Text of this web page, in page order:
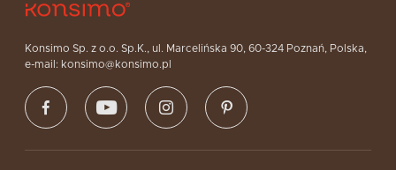
Konsimo Sp. z o.o. Sp.K., ul. Marcelińska 90, 60-324 Poznań, Polska,
e-mail: konsimo@konsimo.pl